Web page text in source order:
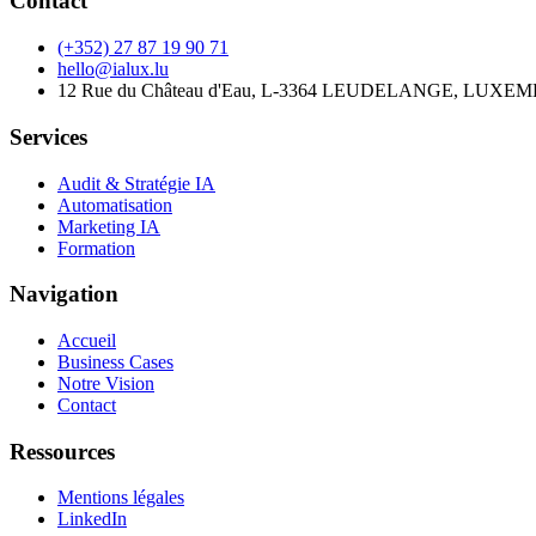
(+352) 27 87 19 90 71
hello@ialux.lu
12 Rue du Château d'Eau, L-3364 LEUDELANGE,
Services
Audit & Stratégie IA
Automatisation
Marketing IA
Formation
Navigation
Accueil
Business Cases
Notre Vision
Contact
Ressources
Mentions légales
LinkedIn